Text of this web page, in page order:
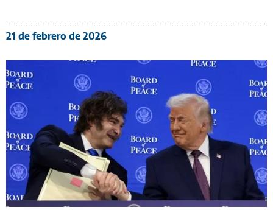
21 de febrero de 2026